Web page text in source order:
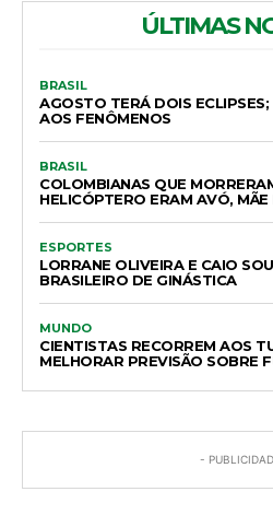
ÚLTIMAS
BRASIL
AGOSTO TERÁ DOIS
AOS FENÔMENOS
BRASIL
COLOMBIANAS QUE
HELICÓPTERO ERAM AVÓ, MÃE
ESPORTES
LORRANE OLIVEIRA E CAIO
BRASILEIRO DE GINÁSTICA
MUNDO
CIENTISTAS RECORREM AOS
MELHORAR PREVISÃO SOBRE
-